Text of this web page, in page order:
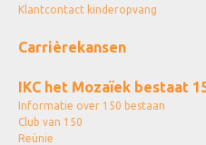
Klantcontact kinderopvang
Carrièrekansen
IKC het Mozaïek bestaat
Informatie over 150 bestaan
Club van 150
Reünie